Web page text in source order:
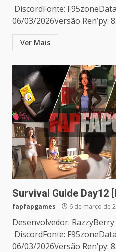
DiscordFonte:
06/03/2026Versão Ren’py:
Ver Mais
Survival Guide Day12
fapfapgames 6 de março de
Desenvolvedor:
DiscordFonte:
06/03/2026Versão Ren’py: